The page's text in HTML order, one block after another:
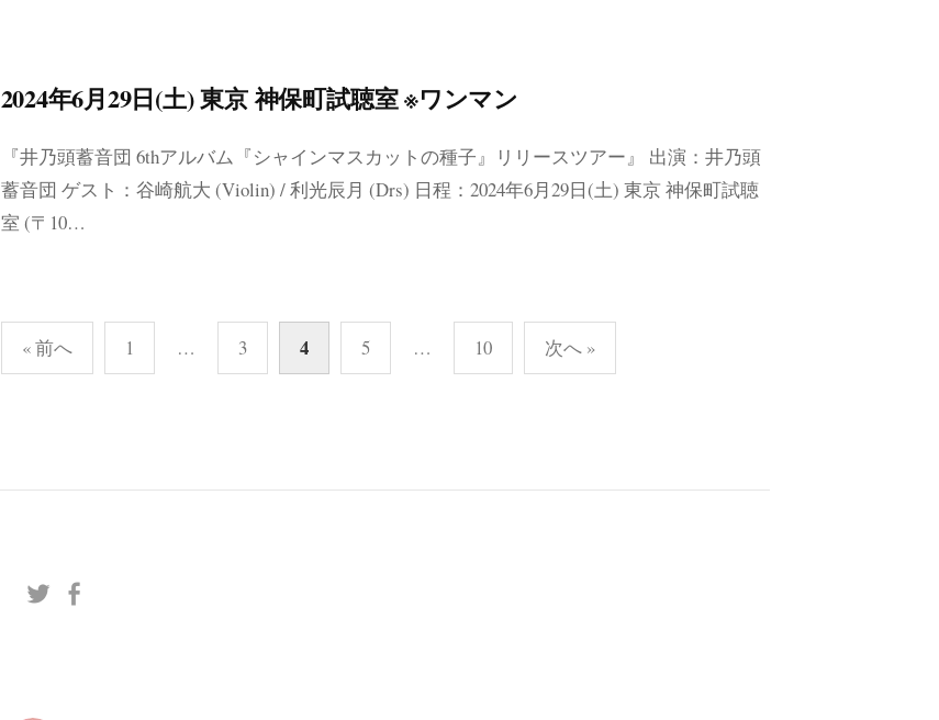
2024年6月29日(土) 東京 神保町試聴室 ※ワンマン
『井乃頭蓄音団 6thアルバム『シャインマスカットの種子』リリースツアー』 出演：井乃頭
蓄音団 ゲスト：谷崎航大 (Violin) / 利光辰月 (Drs) 日程：2024年6月29日(土) 東京 神保町試聴
室 (〒10…
稿
« 前へ 1 … 3 4 5 … 10 次へ »